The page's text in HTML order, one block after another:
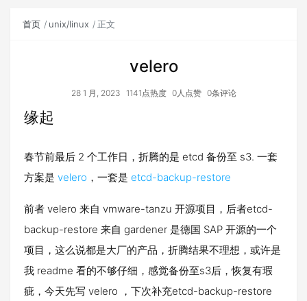
首页 unix/linux 正文
velero
28 1 月, 2023 1141点热度 0人点赞 0条评论
缘起
春节前最后 2 个工作日，折腾的是 etcd 备份至 s3. 一套
方案是 velero ，一套是 etcd-backup-restore
前者 velero 来自 vmware-tanzu 开源项目，后者etcd-
backup-restore 来自 gardener 是德国 SAP 开源的一个
项目，这么说都是大厂的产品，折腾结果不理想，或许是
我 readme 看的不够仔细，感觉备份至s3后，恢复有瑕
疵，今天先写 velero ，下次补充etcd-backup-restore